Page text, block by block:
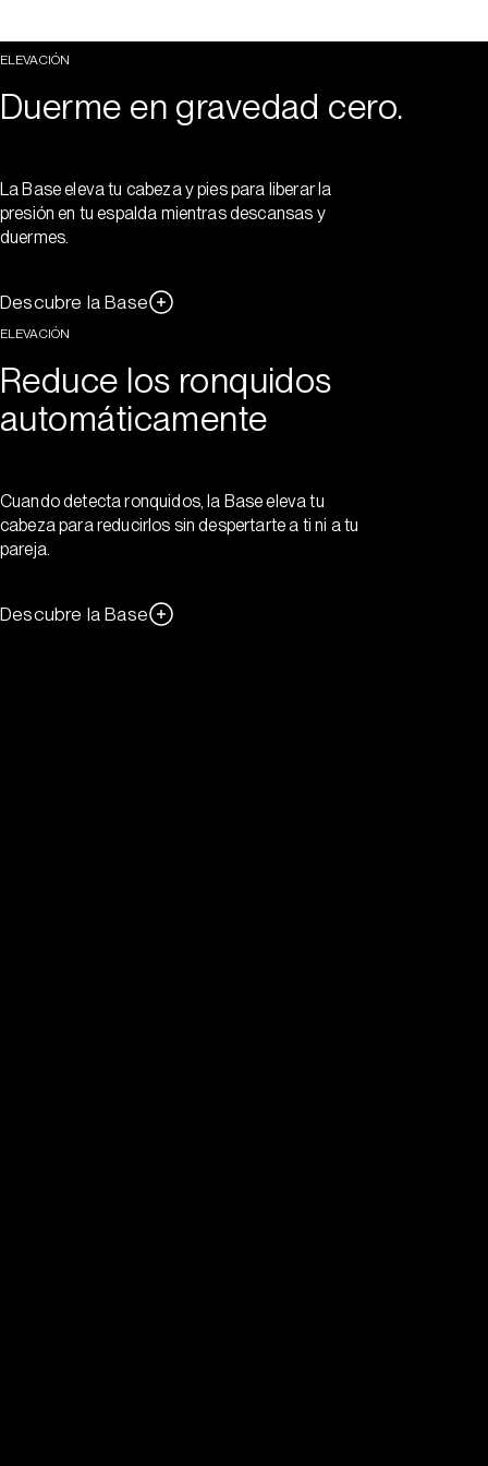
ELEVACIÓN
Duerme en gravedad cero.
La Base eleva tu cabeza y pies para liberar la
presión en tu espalda mientras descansas y
duermes.
Descubre la Base
ELEVACIÓN
Reduce los ronquidos
automáticamente
Cuando detecta ronquidos, la Base eleva tu
cabeza para reducirlos sin despertarte a ti ni a tu
pareja.
Descubre la Base